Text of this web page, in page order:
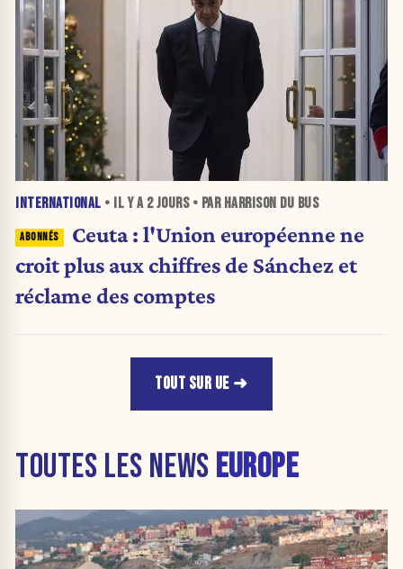
INTERNATIONAL • IL Y A 2 JOURS• PAR HARRISON DU BUS
Ceuta : l'Union européenne ne
croit plus aux chiffres de Sánchez et
réclame des comptes
TOUT SUR UE
TOUTES LES NEWS EUROPE